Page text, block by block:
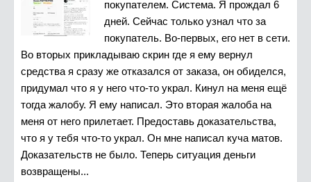
покупателем. Система. Я прождал 6
дней. Сейчас только узнал что за
покупатель. Во-первых, его нет в сети.
Во вторых прикладываю скрин где я ему вернул
средства я сразу же отказался от заказа, он обиделся,
придумал что я у него что-то украл. Кинул на меня ещё
тогда жалобу. Я ему написал. Это вторая жалоба на
меня от него прилетает. Предоставь доказательства,
что я у тебя что-то украл. Он мне написал куча матов.
Доказательств не было. Теперь ситуация деньги
возвращены...